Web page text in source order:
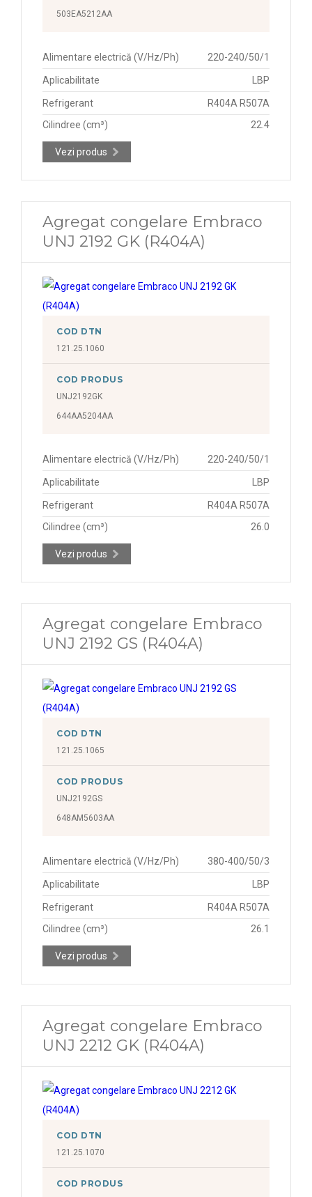
503EA5212AA
Alimentare electrică (V/Hz/Ph) 220-240/50/1
Aplicabilitate LBP
Refrigerant
R404A R507A
Cilindree (cm³)
22.4
Vezi produs
Agregat congelare Embraco
UNJ 2192 GK (R404A)
COD DTN
121.25.1060
COD PRODUS
UNJ2192GK
644AA5204AA
Alimentare electrică (V/Hz/Ph) 220-240/50/1
Aplicabilitate LBP
Refrigerant
R404A R507A
Cilindree (cm³)
26.0
Vezi produs
Agregat congelare Embraco
UNJ 2192 GS (R404A)
COD DTN
121.25.1065
COD PRODUS
UNJ2192GS
648AM5603AA
Alimentare electrică (V/Hz/Ph) 380-400/50/3
Aplicabilitate LBP
Refrigerant
R404A R507A
Cilindree (cm³)
26.1
Vezi produs
Agregat congelare Embraco
UNJ 2212 GK (R404A)
COD DTN
121.25.1070
COD PRODUS